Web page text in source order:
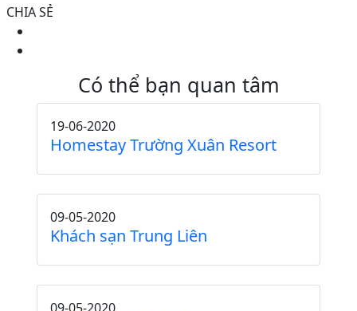
CHIA SẺ
Có thể bạn quan tâm
19-06-2020
Homestay Trường Xuân Resort
09-05-2020
Khách sạn Trung Liên